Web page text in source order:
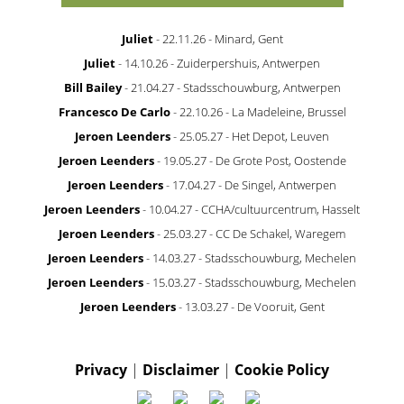
Juliet- 22.11.26 - Minard, Gent
Juliet- 14.10.26 - Zuiderpershuis, Antwerpen
Bill Bailey- 21.04.27 - Stadsschouwburg, Antwerpen
Francesco De Carlo- 22.10.26 - La Madeleine, Brussel
Jeroen Leenders- 25.05.27 - Het Depot, Leuven
Jeroen Leenders- 19.05.27 - De Grote Post, Oostende
Jeroen Leenders- 17.04.27 - De Singel, Antwerpen
Jeroen Leenders- 10.04.27 - CCHA/cultuurcentrum, Hasselt
Jeroen Leenders- 25.03.27 - CC De Schakel, Waregem
Jeroen Leenders- 14.03.27 - Stadsschouwburg, Mechelen
Jeroen Leenders- 15.03.27 - Stadsschouwburg, Mechelen
Jeroen Leenders- 13.03.27 - De Vooruit, Gent
Privacy | Disclaimer | Cookie Policy